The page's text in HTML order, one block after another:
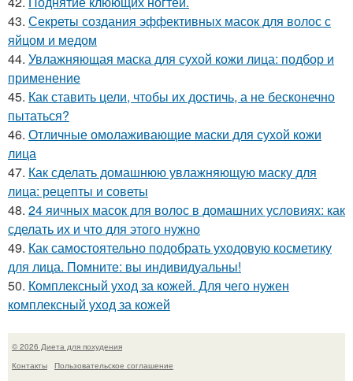
43. Секреты создания эффективных масок для волос с
яйцом и медом
44. Увлажняющая маска для сухой кожи лица: подбор и
применение
45. Как ставить цели, чтобы их достичь, а не бесконечно
пытаться?
46. Отличные омолаживающие маски для сухой кожи
лица
47. Как сделать домашнюю увлажняющую маску для
лица: рецепты и советы
48. 24 яичных масок для волос в домашних условиях: как
сделать их и что для этого нужно
49. Как самостоятельно подобрать уходовую косметику
для лица. Помните: вы индивидуальны!
50. Комплексный уход за кожей. Для чего нужен
комплексный уход за кожей
© 2026 Диета для похудения
Контакты
Пользовательское соглашение